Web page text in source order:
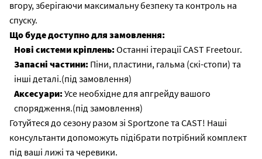
вгору, зберігаючи максимальну безпеку та контроль на
спуску.
Що буде доступно для замовлення:
Нові системи кріплень:Останні ітерації CAST Freetour.
Запасні частини: Піни, пластини, гальма (скі-стопи) та
інші деталі.(під замовлення)
Аксесуари:Усе необхідне для апгрейду вашого
спорядження.(під замовлення)
Готуйтеся до сезону разом зі Sportzone та CAST! Наші
консультанти допоможуть підібрати потрібний комплект
під ваші лижі та черевики.